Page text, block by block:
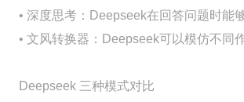
• 深度思考：Deepseek在回答问题时能
• 文风转换器：Deepseek可以模仿不同
Deepseek 三种模式对比